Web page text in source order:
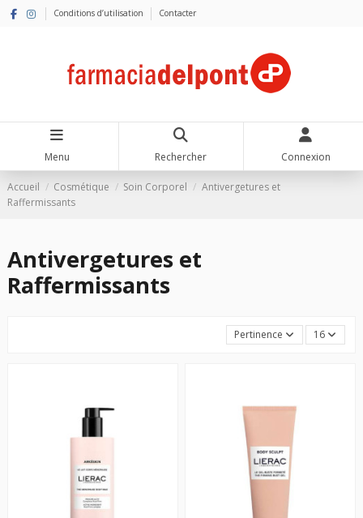
Conditions d’utilisation Contacter
Menu Rechercher Connexion
Accueil Cosmétique Soin Corporel
Antivergetures et
Raffermissants
Antivergetures et
Raffermissants
Pertinence 16